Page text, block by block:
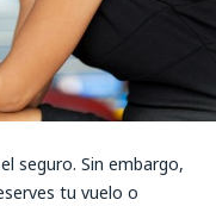
seguro. Sin embargo,
tu vuelo o